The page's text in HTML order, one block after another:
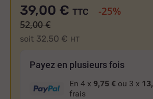
39,00 €
soit 32,50 € HT
TTC -25%
52,00 €
Payez en plusieurs fois
En 4 x 9,75 € ou 3 x
frais